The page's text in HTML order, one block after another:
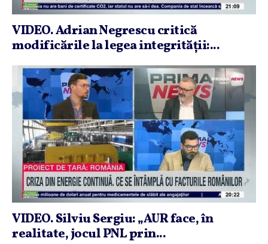
VIDEO. Adrian Negrescu critică
modificările la legea integrităţii:...
VIDEO. Silviu Sergiu: „AUR face, în
realitate, jocul PNL prin...